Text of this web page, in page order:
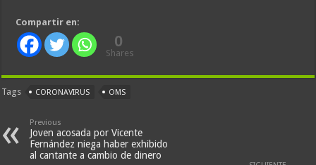
Compartir en:
0
Shares
Tags CORONAVIRUS OMS
Previous
Joven acosada por Vicente
Fernández niega haber exhibido
al cantante a cambio de dinero